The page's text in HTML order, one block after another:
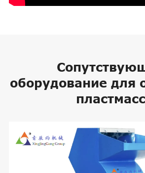
оборудование для
пластмасс